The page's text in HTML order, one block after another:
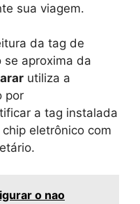
sua viagem.
da tag de
se aproxima da
utiliza a
por
a tag instalada
eletrônico com
o nao